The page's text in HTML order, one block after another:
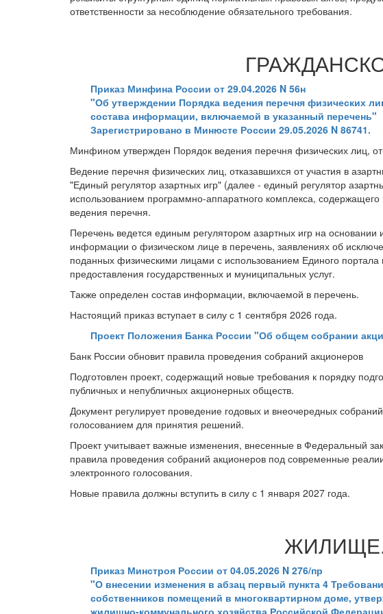
ответственности за несоблюдение обязательного требования.
Приказ Минфина России от 29.04.2026 N 56н
"Об утверждении Порядка ведения перечня физических
состава информации, включаемой в указанный перечень"
Зарегистрировано в Минюсте России 29.05.2026 N 86741.
Минфином утвержден Порядок ведения перечня физических лиц,
Ведение перечня физических лиц, отказавшихся от участия в
"Единый регулятор азартных игр" (далее - единый регулятор
использованием программно-аппаратного комплекса,
ведения перечня.
Перечень ведется единым регулятором азартных игр на
информации о физическом лице в перечень, заявлениях об
поданных физическими лицами с использованием Единого
предоставления государственных и муниципальных услуг.
Также определен состав информации, включаемой в перечень.
Настоящий приказ вступает в силу с 1 сентября 2026 года.
Проект Положения Банка России "Об общем собрании
Банк России обновит правила проведения собраний акционеров
Подготовлен проект, содержащий новые требования к порядку
публичных и непубличных акционерных обществ.
Документ регулирует проведение годовых и внеочередных
голосованием для принятия решений.
Проект учитывает важные изменения, внесенные в Федеральный
правила проведения собраний акционеров под современные
электронного голосования.
Новые правила должны вступить в силу с 1 января 2027 года.
Приказ Минстроя России от 04.05.2026 N 276/пр
"О внесении изменения в абзац первый пункта 4
собственников помещений в многоквартирном доме,
жилищно-коммунального хозяйства Российской